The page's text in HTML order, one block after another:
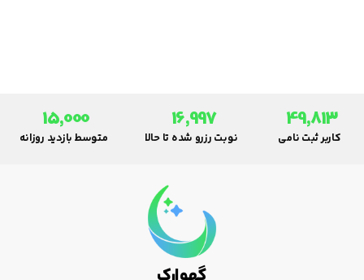
49,813
کاربر ثبت نامی
16,997
نوبت رزرو شده تا حالا
15,000
متوسط بازدید روزانه